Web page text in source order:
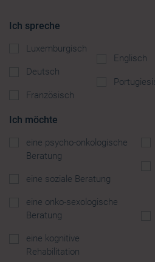
Ich spreche
Luxemburgisch
Deutsch
Französisch
Englisch
Ich möchte
eine psycho-onkologische
Beratung
eine soziale Beratung
eine onko-sexologische
Beratung
eine kognitive
Rehabilitation